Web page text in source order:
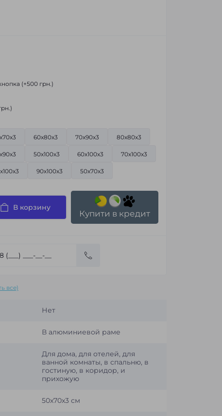
(+500 грн.)
60x80x3 70x90x3 80x80x3
50x100x3 60x100x3 70x100x3
90x100x3 50x70x3
В корзину
Купити в кредит
все)
Нет
В алюминиевой раме
Для дома, для отелей, для
ванной комнаты, в спальню, в
гостиную, в коридор, и
прихожую
50x70x3 см